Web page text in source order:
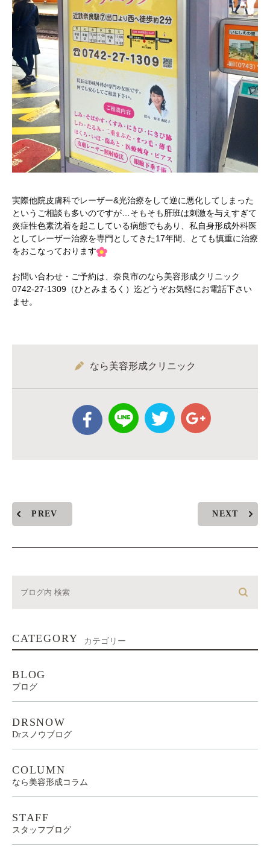
実際他院皮膚科でレーザー&光治療をして逆に悪化してしまった
というご相談も多いのですが…そもそも肝班は刺激を与えすぎて
炎症性色素沈着を起こしている病態でもあり、私自身形成外科医
としてレーザー治療を専門としてきた17年間、とても慎重に治療
をおこなっております
お問い合わせ・ご予約は、奈良市のなら美容形成クリニック
0742-27-1309（ひとみまるく）迄どうぞお気軽にお電話下さい
ませ。
なら美容形成クリニック
PREV NEXT
CATEGORY カテゴリー
BLOG
ブログ
DRSNOW
Drスノウブログ
COLUMN
なら美容形成コラム
STAFF
スタッフブログ